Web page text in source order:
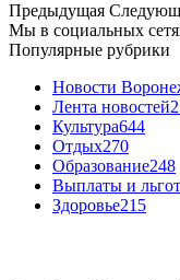
Предыдущая
Мы в социальных
Популярные рубрики
Новости
Лента новостей
Культура644
Отдых270
Образование248
Выплаты и
Здоровье215